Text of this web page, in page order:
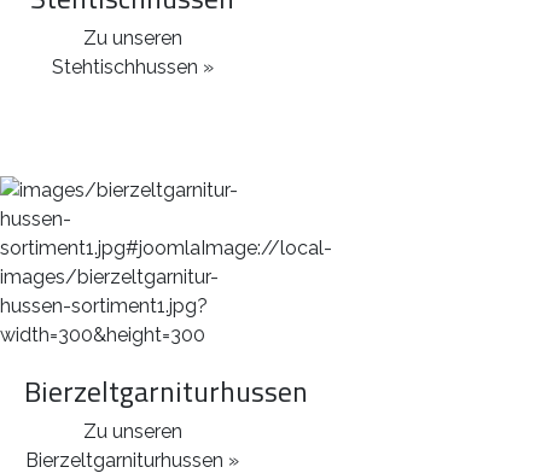
Zu unseren
Stehtischhussen »
Bierzeltgarniturhussen
Zu unseren
Bierzeltgarniturhussen »